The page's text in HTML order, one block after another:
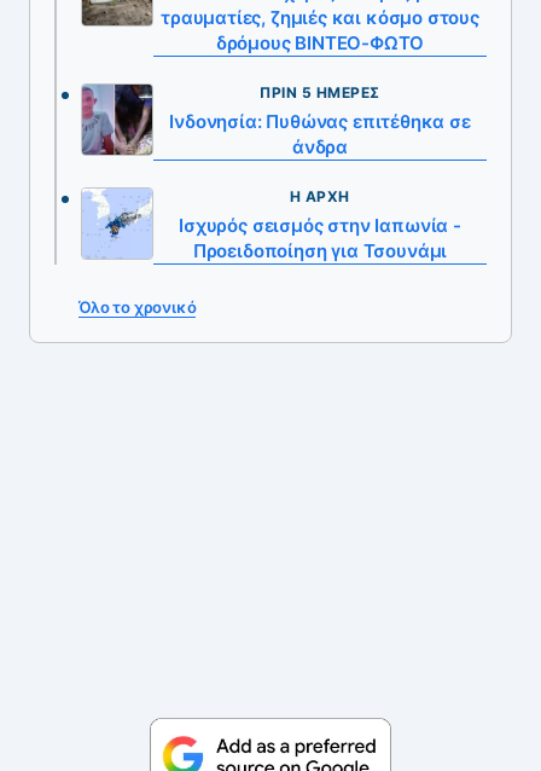
τραυματίες, ζημιές και κόσμο στους
δρόμους ΒΙΝΤΕΟ-ΦΩΤΟ
ΠΡΙΝ 5 ΗΜΈΡΕΣ
Ινδονησία: Πυθώνας επιτέθηκα σε
άνδρα
Η ΑΡΧΉ
Ισχυρός σεισμός στην Ιαπωνία -
Προειδοποίηση για Τσουνάμι
Όλο το χρονικό